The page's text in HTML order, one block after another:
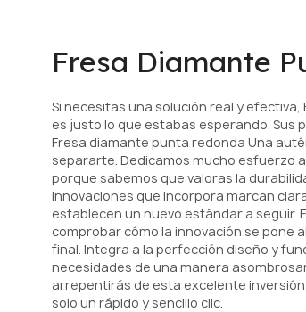
Fresa Diamante
Si necesitas una solución real y efectiva,
es justo lo que estabas esperando. Sus
Fresa diamante punta redonda Una
separarte. Dedicamos mucho esfuerzo
porque sabemos que valoras la
innovaciones que incorpora marcan
establecen un nuevo estándar a seguir.
comprobar cómo la innovación se pone
final. Integra a la perfección diseño y
necesidades de una manera
arrepentirás de esta excelente
solo un rápido y sencillo clic.